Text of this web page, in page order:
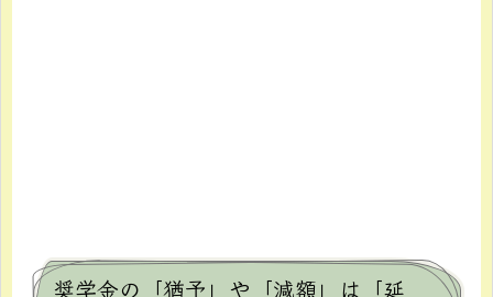
奨学金の「猶予」や「減額」は「延